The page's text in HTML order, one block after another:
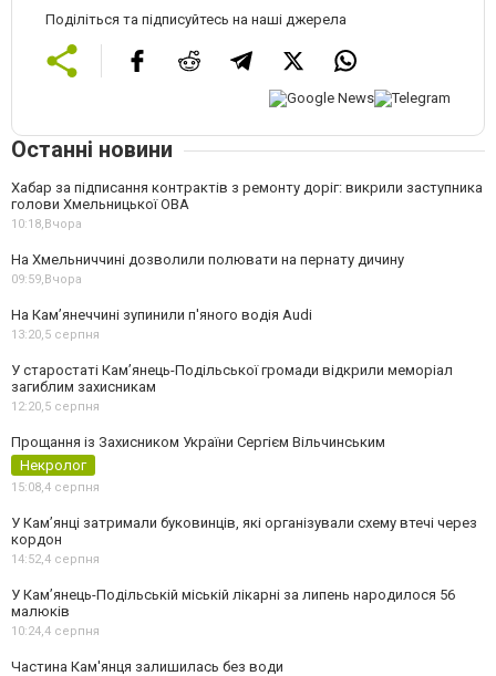
Поділіться та підписуйтесь на наші джерела
Останні новини
Хабар за підписання контрактів з ремонту доріг: викрили заступника
голови Хмельницької ОВА
10:18,Вчора
На Хмельниччині дозволили полювати на пернату дичину
09:59,Вчора
На Камʼянеччині зупинили п'яного водія Audi
13:20,5 серпня
У старостаті Кам’янець-Подільської громади відкрили меморіал
загиблим захисникам
12:20,5 серпня
Прощання із Захисником України Сергієм Вільчинським
Некролог
15:08,4 серпня
У Кам’янці затримали буковинців, які організували схему втечі через
кордон
14:52,4 серпня
У Кам’янець-Подільській міській лікарні за липень народилося 56
малюків
10:24,4 серпня
Частина Кам'янця залишилась без води